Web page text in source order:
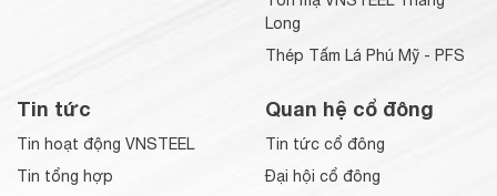
Long
Thép Tấm Lá Phú Mỹ - PFS
Tin tức
Tin hoạt động VNSTEEL
Tin tổng hợp
Quan hệ cổ đông
Tin tức cổ đông
Đại hội cổ đông